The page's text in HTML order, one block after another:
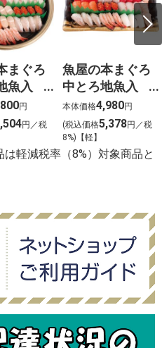
まぐろ
魚入
寿
き）わ
【g-1】
円
円／税
魚屋の本まぐろ
中とろ地魚入
上生寿司 瑞穂
（みずほ）わさ
び抜き【g-3】
本体価格4,980円
(税込価格5,378円／税
8%)【軽】
は軽減税率（8%）対象商品と